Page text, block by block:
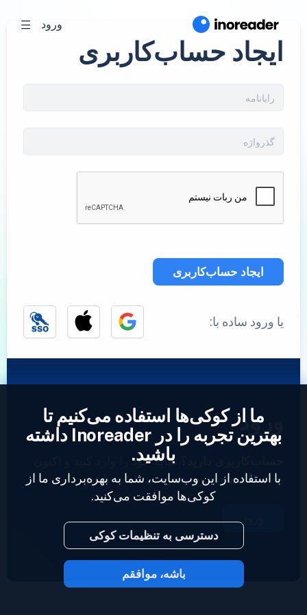
ورود
ایجاد حساب‌کاربری
ایجاد حساب‌کاربری
یا ورود ساده با:
ورود
نمایه خود را وارد کنید و اکنون
به خوراک‌های خود دسترسی داشته باشید.
2023 © Inoreader
ما از کوکی‌ها استفاده می‌کنیم تا
بهترین تجربه را در Inoreader داشته
باشید.
با استفاده از این وب‌سایت، شما به بهره‌برداری ما از
کوکی‌ها موافقت می‌کنید.
دسترسی به تنظیمات کوکی
باشه، موافقم